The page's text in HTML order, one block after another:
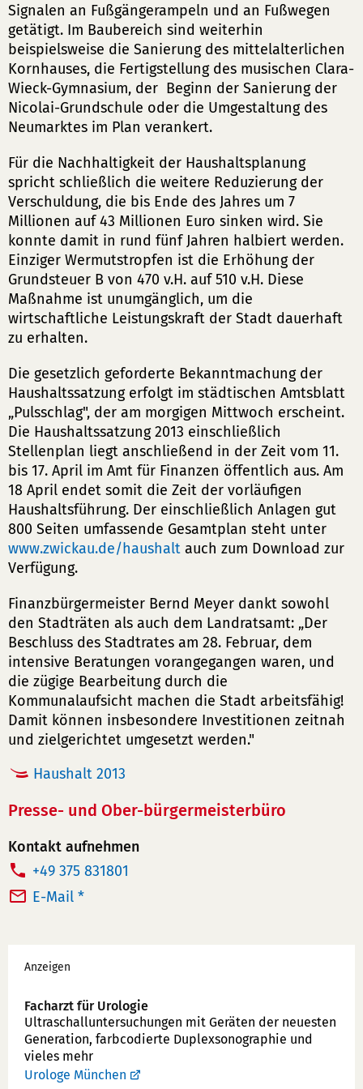
Signalen an Fußgängerampeln und an Fußwegen
getätigt. Im Baubereich sind weiterhin
beispielsweise die Sanierung des mittelalterlichen
Kornhauses, die Fertigstellung des musischen Clara-
Wieck-Gymnasium, der Beginn der Sanierung der
Nicolai-Grundschule oder die Umgestaltung des
Neumarktes im Plan verankert.
Für die Nachhaltigkeit der Haushaltsplanung
spricht schließlich die weitere Reduzierung der
Verschuldung, die bis Ende des Jahres um 7
Millionen auf 43 Millionen Euro sinken wird. Sie
konnte damit in rund fünf Jahren halbiert werden.
Einziger Wermutstropfen ist die Erhöhung der
Grundsteuer B von 470 v.H. auf 510 v.H. Diese
Maßnahme ist unumgänglich, um die
wirtschaftliche Leistungskraft der Stadt dauerhaft
zu erhalten.
Die gesetzlich geforderte Bekanntmachung der
Haushaltssatzung erfolgt im städtischen Amtsblatt
„Pulsschlag", der am morgigen Mittwoch erscheint.
Die Haushaltssatzung 2013 einschließlich
Stellenplan liegt anschließend in der Zeit vom 11.
bis 17. April im Amt für Finanzen öffentlich aus. Am
18 April endet somit die Zeit der vorläufigen
Haushaltsführung. Der einschließlich Anlagen gut
800 Seiten umfassende Gesamtplan steht unter
www.zwickau.de/haushalt auch zum Download zur
Verfügung.
Finanzbürgermeister Bernd Meyer dankt sowohl
den Stadträten als auch dem Landratsamt: „Der
Beschluss des Stadtrates am 28. Februar, dem
intensive Beratungen vorangegangen waren, und
die zügige Bearbeitung durch die
Kommunalaufsicht machen die Stadt arbeitsfähig!
Damit können insbesondere Investitionen zeitnah
und zielgerichtet umgesetzt werden."
Haushalt 2013
Presse- und Ober-bürgermeisterbüro
Kontakt aufnehmen
T
e
n
n
u
m
+49 375 831801
E-Mail *
Werbung
Anzeigen
Facharzt für Urologie
Ultraschallunter­suchungen mit Geräten der neuesten
Generation, farbcodierte Duplex­sonographie und
vieles mehr
Urologe München